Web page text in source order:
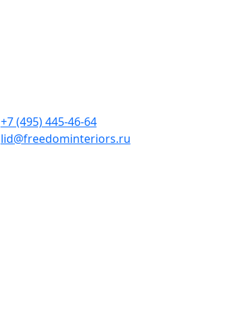
+7 (495) 445-46-64
lid@freedominteriors.ru